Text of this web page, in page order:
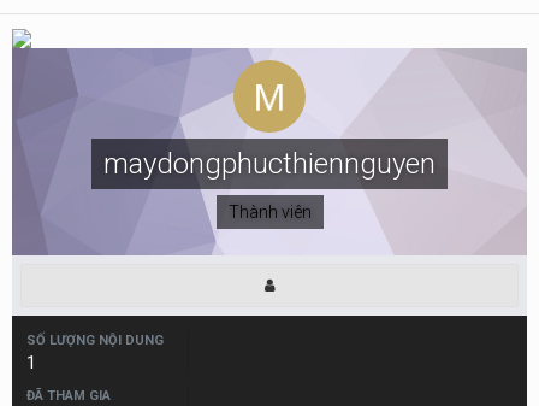
maydongphucthiennguyen
Thành viên
SỐ LƯỢNG NỘI DUNG
1
ĐÃ THAM GIA